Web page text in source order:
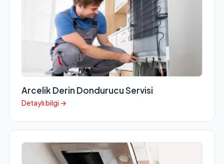
Arcelik Derin Dondurucu Servisi
Detaylı bilgi →